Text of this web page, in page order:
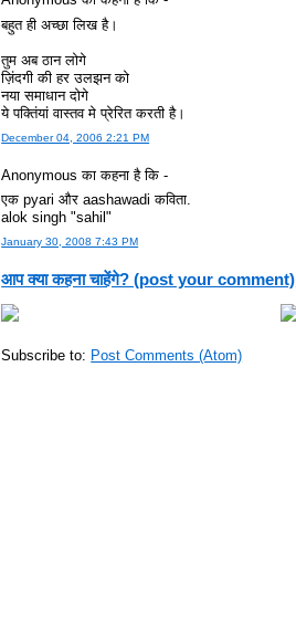
बहुत ही अच्‍छा लिख है।
तुम अब ठान लोगे
ज़िंदगी की हर उलझन को
नया समाधान दोगे
ये पक्तिंयां वास्‍तव मे प्रेरित करती है।
December 04, 2006 2:21 PM
Anonymous का कहना है कि -
एक pyari और aashawadi कविता.
alok singh "sahil"
January 30, 2008 7:43 PM
आप क्या कहना चाहेंगे? (post your comment)
Subscribe to: Post Comments (Atom)